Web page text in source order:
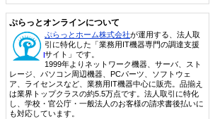
ぷらっとオンラインについて
ぷらっとホーム株式会社が運用する、法人取
引に特化した「業務用IT機器専門の調達支援
サイト」です。
1999年よりネットワーク機器、サーバ、スト
レージ、パソコン周辺機器、PCパーツ、ソフトウェ
ア、ライセンスなど、業務用IT機器中心に販売。品揃え
は業界トップクラスの約5.5万点です。法人取引に特化
し、学校・官公庁・一般法人のお客様の請求書後払いに
も対応しています。